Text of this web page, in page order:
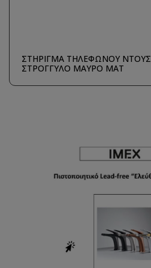
ΣΤΗΡΙΓΜΑ ΤΗΛΕΦΩΝΟΥ
ΣΤΡΟΓΓΥΛΟ ΜΑΥΡΟ ΜΑΤ